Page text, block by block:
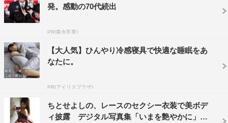
発。感動の70代続出
PR(森永乳業)
【大人気】ひんやり冷感寝具で快適な睡眠をあ
なたに。
PR(アイリスプラザ)
ちとせよしの、レースのセクシー衣装で美ボデ
ィ披露 デジタル写真集「いまを艶やかに」誌